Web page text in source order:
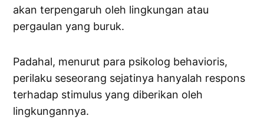
akan terpengaruh oleh lingkungan atau
pergaulan yang buruk.
Padahal, menurut para psikolog behavioris,
perilaku seseorang sejatinya hanyalah respons
terhadap stimulus yang diberikan oleh
lingkungannya.